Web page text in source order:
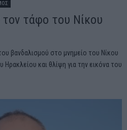
τάφο του Νίκου
βανδαλισμού στο μνημείο του Νίκου
και θλίψη για την εικόνα του